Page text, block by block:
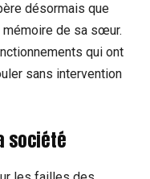
désormais que
mémoire de sa sœur.
qui ont
sans intervention
société